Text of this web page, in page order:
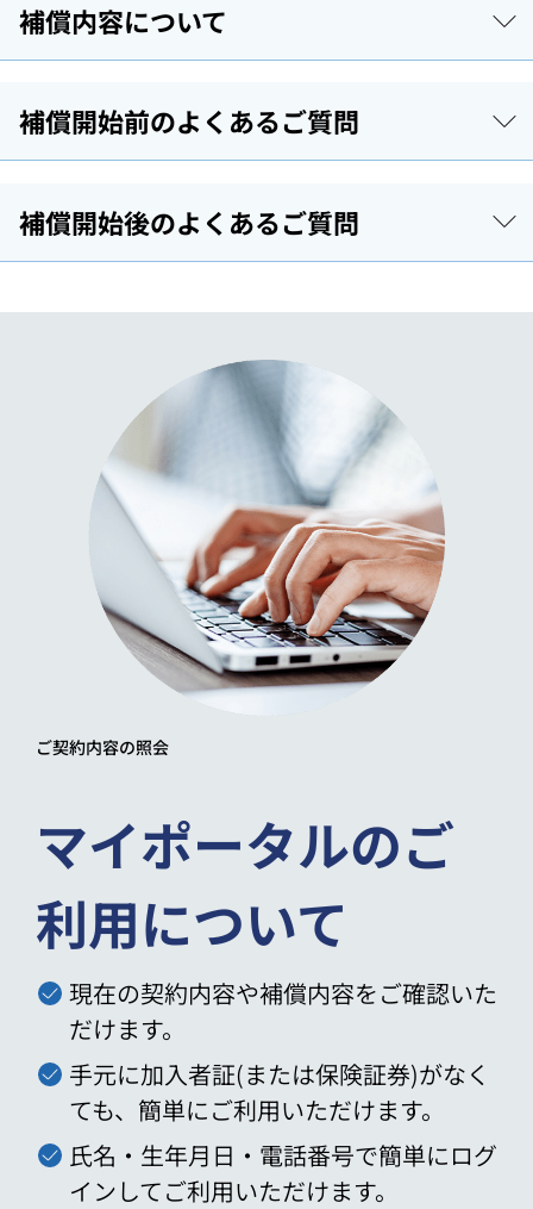
補償内容について
補償開始前のよくあるご質問
補償開始後のよくあるご質問
ご契約内容の照会
マイポータルのご
利用について
現在の契約内容や補償内容をご確認いた
だけます。
手元に加入者証(または保険証券)がなく
ても、簡単にご利用いただけます。
氏名・生年月日・電話番号で簡単にログ
インしてご利用いただけます。